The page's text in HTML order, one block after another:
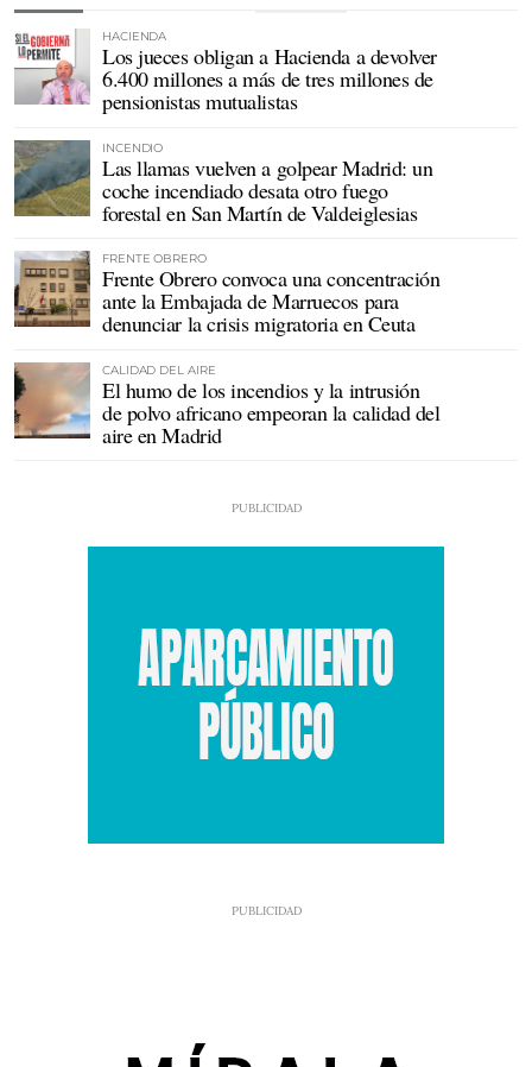
HACIENDA
Los jueces obligan a Hacienda a devolver
6.400 millones a más de tres millones de
pensionistas mutualistas
INCENDIO
Las llamas vuelven a golpear Madrid: un
coche incendiado desata otro fuego
forestal en San Martín de Valdeiglesias
FRENTE OBRERO
Frente Obrero convoca una concentración
ante la Embajada de Marruecos para
denunciar la crisis migratoria en Ceuta
CALIDAD DEL AIRE
El humo de los incendios y la intrusión
de polvo africano empeoran la calidad del
aire en Madrid